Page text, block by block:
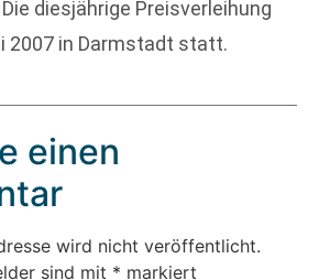
diesjährige Preisverleihung
2007 in Darmstadt statt.
einen
wird nicht veröffentlicht.
sind mit * markiert